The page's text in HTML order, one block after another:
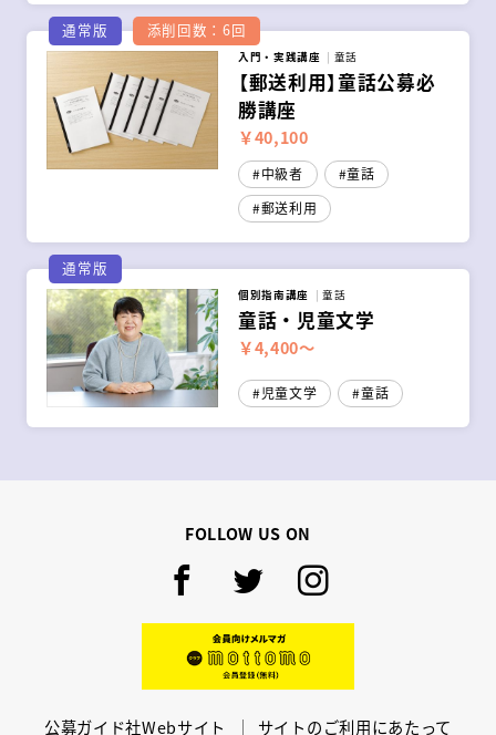
通常版 添削回数：6回
入門・実践講座 童話
【郵送利用】童話公募必
勝講座
￥40,100
中級者
童話
郵送利用
通常版
個別指南講座 童話
童話・児童文学
￥4,400～
児童文学 童話
FOLLOW US ON
Facebook
TwitterInstagram
公募ガイド社Webサイト サイトのご利用にあたって